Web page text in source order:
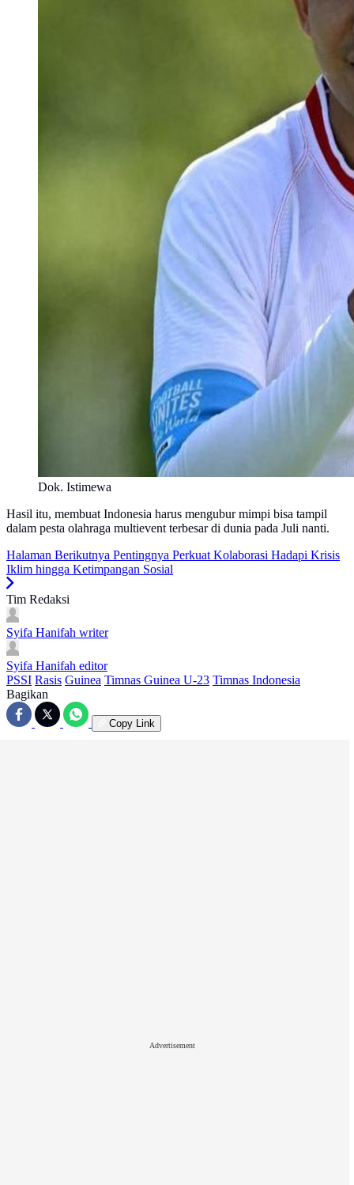
Dok. Istimewa
Hasil itu, membuat Indonesia harus mengubur mimpi bisa tampil
dalam pesta olahraga multievent terbesar di dunia pada Juli nanti.
Halaman Berikutnya Pentingnya Perkuat Kolaborasi Hadapi Krisis
Iklim hingga Ketimpangan Sosial
Tim Redaksi
Syifa Hanifah writer
Syifa Hanifah editor
PSSI Rasis Guinea Timnas Guinea U-23 Timnas Indonesia
Bagikan
Copy Link
Advertisement